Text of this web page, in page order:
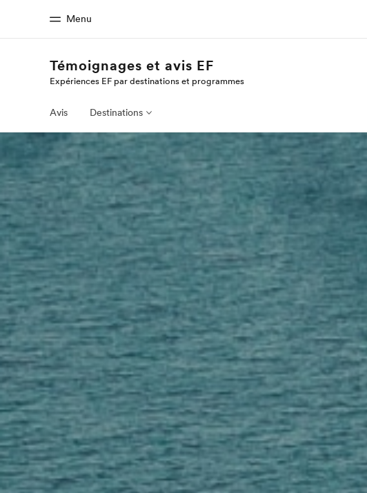
Menu
Accueil
Bienvenue chez EF
Témoignages et avis EF
Expériences EF par destinations et programmes
Avis Destinations